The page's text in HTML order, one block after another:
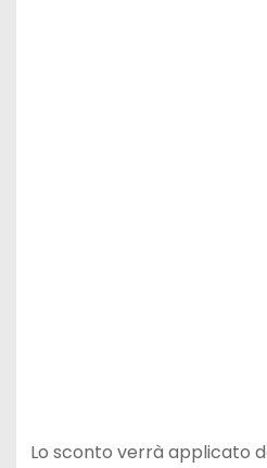
Lo sconto verrà applicato